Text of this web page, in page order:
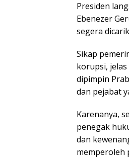
Presiden
Ebenezer
segera
Sikap
korupsi,
dipimpin
dan pejabat
Karenanya,
penegak
dan
memperoleh